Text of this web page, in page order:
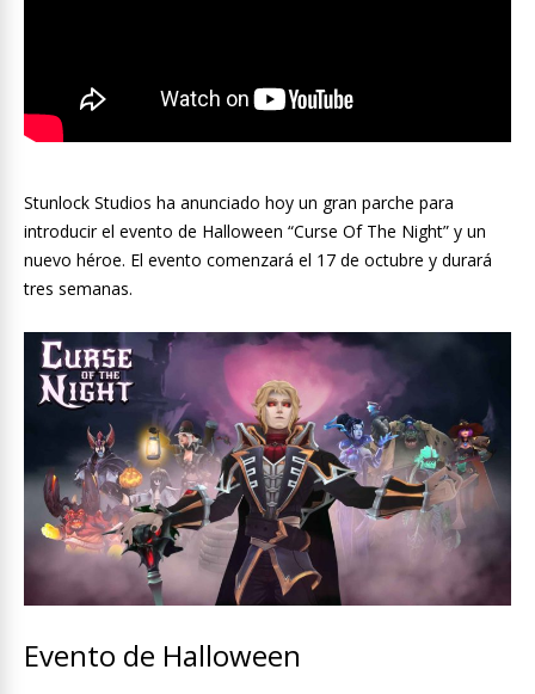
Stunlock Studios ha anunciado hoy un gran parche para
introducir el evento de Halloween “Curse Of The Night” y un
nuevo héroe. El evento comenzará el 17 de octubre y durará
tres semanas.
Evento de Halloween